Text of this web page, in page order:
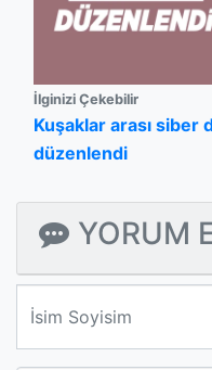
İlginizi Çekebilir
Kuşaklar arası siber
düzenlendi
YORUM